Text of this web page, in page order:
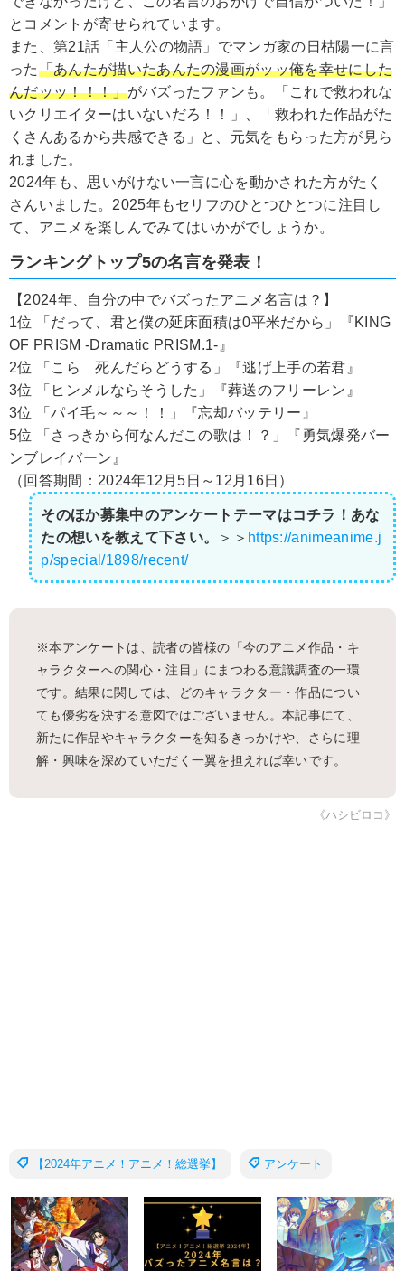
とコメントが寄せられています。
また、第21話「主人公の物語」でマンガ家の日枯陽一に言
った「あんたが描いたあんたの漫画がッッ俺を幸せにした
んだッッ！！！」がバズったファンも。「これで救われな
いクリエイターはいないだろ！！」、「救われた作品がた
くさんあるから共感できる」と、元気をもらった方が見ら
れました。
2024年も、思いがけない一言に心を動かされた方がたく
さんいました。2025年もセリフのひとつひとつに注目し
て、アニメを楽しんでみてはいかがでしょうか。
ランキングトップ5の名言を発表！
【2024年、自分の中でバズったアニメ名言は？】
1位 「だって、君と僕の延床面積は0平米だから」『KING
OF PRISM -Dramatic PRISM.1-』
2位 「こら 死んだらどうする」『逃げ上手の若君』
3位 「ヒンメルならそうした」『葬送のフリーレン』
3位 「パイ毛～～～！！」『忘却バッテリー』
5位 「さっきから何なんだこの歌は！？」『勇気爆発バー
ンブレイバーン』
（回答期間：2024年12月5日～12月16日）
そのほか募集中のアンケートテーマはコチラ！あな
たの想いを教えて下さい。
＞＞ https://animeanime.j
p/special/1898/recent/
※本アンケートは、読者の皆様の「今のアニメ作品・キ
ャラクターへの関心・注目」にまつわる意識調査の一環
です。結果に関しては、どのキャラクター・作品につい
ても優劣を決する意図ではございません。本記事にて、
新たに作品やキャラクターを知るきっかけや、さらに理
解・興味を深めていただく一翼を担えれば幸いです。
《ハシビロコ》
【2024年アニメ！アニメ！総選挙】 アンケート